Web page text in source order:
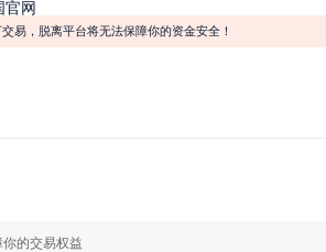
官网
易，脱离平台将无法保障你的资金安全！
的交易权益